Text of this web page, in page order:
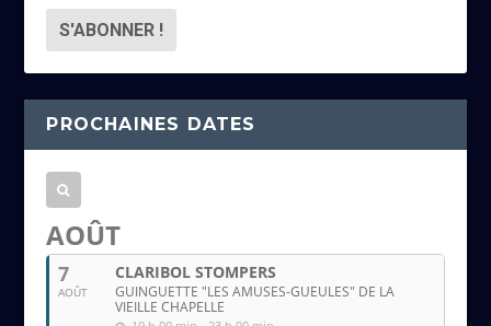
r
s
s
e
m
i
PROCHAINES DATES
AOÛT
7
AOÛT
CLARIBOL STOMPERS
GUINGUETTE "LES AMUSES-GUEULES" DE LA
VIEILLE CHAPELLE